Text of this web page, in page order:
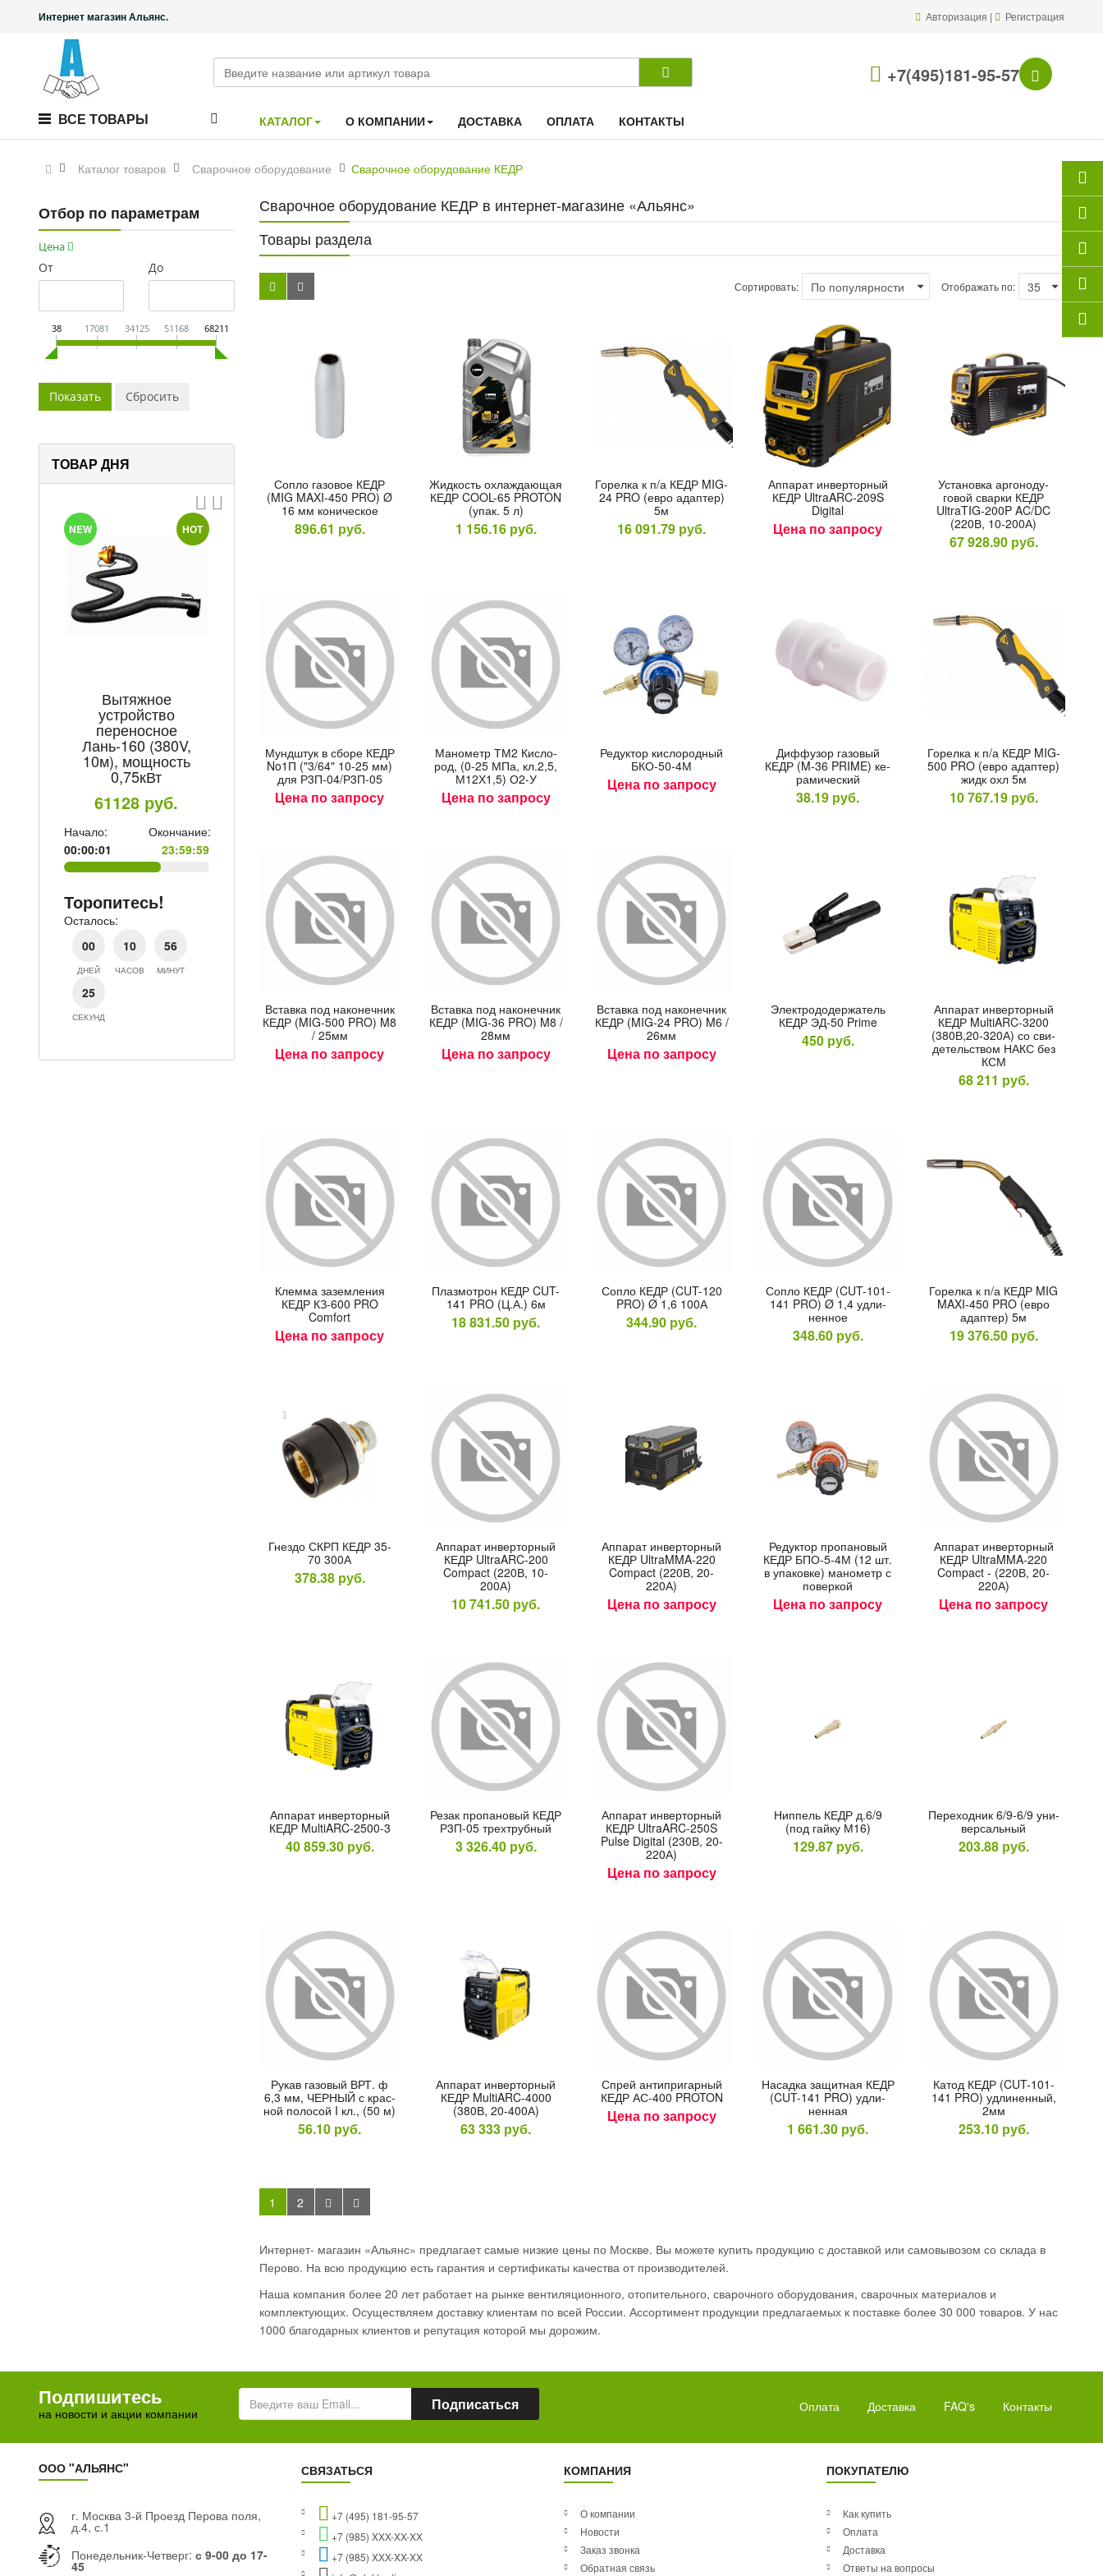
Интернет магазин Альянс. Авторизация | Регистрация
+7(495)181-95-57
ВСЕ ТОВАРЫ КАТАЛОГ О КОМПАНИИ ДОСТАВКА ОПЛАТА КОНТАКТЫ
Каталог товаров Сварочное оборудование Сварочное оборудование КЕДР
Отбор по параметрам
Цена
От До
38 17081 34125 51168 68211
ТОВАР ДНЯ
HOT
NEW
Вытяжное
устройство
переносное
Лань-160 (380V,
10м), мощность
0,75кВт
61128 руб.
Начало:
00:00:01
Окончание:
23:59:59
Торопитесь!
Осталось:
00
ДНЕЙ
10
ЧАСОВ
56
МИНУТ
24
СЕКУНДЫ
Электроды Монолит
Professional/Exclusive
TM MONOLITH д.
4мм уп/5кг
504.8руб.
Начало:
Окончание:
Торопитесь!
Осталось:
10
ЧАСОВ МИНУТ
24
СЕКУНДЫ
Электроды
сварочные Ligans
УОНИ-13/55 д. 2,5мм
пачка 5кг
1512.5руб.
Начало:
Торопитесь!
Осталось:
00
ДНЕЙ ЧАСОВ
СЕКУНДЫ
Сварочный аппарат
PRO MIG-202 (220В;
ПВ(40°С) 20%-200А;
ø0,6-1,0 мм)
36898.29 руб.
Торопитесь!
Осталось:
ДНЕЙ МИНУТ
24
Сварочное оборудование КЕДР в интернет-магазине «Альянс»
Товары раздела
Сортировать: Отображать по:
Соп­ло га­зовое КЕДР
(MIG MAXI-450 PRO) Ø
16 мм ко­ничес­кое
896.61 руб.
Жид­кость ох­лажда­ющая
КЕДР COOL-65 PROTON
(упак. 5 л)
1 156.16 руб.
Го­рел­ка к п/а КЕДР MIG-
24 PRO (ев­ро адап­тер)
5м
16 091.79 руб.
Ап­па­рат ин­вертор­ный
КЕДР UltraARC-209S
Digital
Цена по запросу
Ус­та­нов­ка ар­го­ноду­
говой свар­ки КЕДР
UltraTIG-200P AC/DC
(220В, 10-200А)
67 928.90 руб.
Мунд­штук в сбо­ре КЕДР
No1П ("3/64" 10-25 мм)
для Р3П-04/Р3П-05
Цена по запросу
Ма­нометр ТМ2 Кис­ло­
род, (0-25 МПа, кл.2,5,
М12Х1,5) О2-У
Цена по запросу
Ре­дук­тор кис­ло­род­ный
БКО-50-4М
Цена по запросу
Диф­фу­зор га­зовый
КЕДР (M-36 PRIME) ке­
рами­чес­кий
38.19 руб.
Го­рел­ка к п/а КЕДР MIG-
500 PRO (ев­ро адап­тер)
жидк охл 5м
10 767.19 руб.
Встав­ка под на­конеч­ник
КЕДР (MIG-500 PRO) M8
/ 25мм
Цена по запросу
Встав­ка под на­конеч­ник
КЕДР (MIG-36 PRO) M8 /
28мм
Цена по запросу
Встав­ка под на­конеч­ник
КЕДР (MIG-24 PRO) M6 /
26мм
Цена по запросу
Элек­тро­додер­жа­тель
КЕДР ЭД-50 Prime
450 руб.
Ап­па­рат ин­вертор­ный
КЕДР MultiARC-3200
(380В,20-320А) со сви­
детель­ством НАКС без
КСМ
68 211 руб.
Клем­ма за­зем­ле­ния
КЕДР КЗ-600 PRO
Comfort
Цена по запросу
Плаз­мотрон КЕДР CUT-
141 PRO (Ц.А.) 6м
18 831.50 руб.
Соп­ло КЕДР (CUT-120
PRO) Ø 1,6 100А
344.90 руб.
Соп­ло КЕДР (CUT-101-
141 PRO) Ø 1,4 уд­ли­
нен­ное
348.60 руб.
Го­рел­ка к п/а КЕДР MIG
MAXI-450 PRO (ев­ро
адап­тер) 5м
19 376.50 руб.
Гнез­до СКРП КЕДР 35-
70 300А
378.38 руб.
Ап­па­рат ин­вертор­ный
КЕДР UltraARC-200
Compact (220В, 10-
200А)
10 741.50 руб.
Ап­па­рат ин­вертор­ный
КЕДР UltraMMA-220
Compact (220В, 20-
220А)
Цена по запросу
Ре­дук­тор про­пано­вый
КЕДР БПО-5-4М (12 шт.
в упа­ков­ке) ма­нометр с
по­вер­кой
Цена по запросу
Ап­па­рат ин­вертор­ный
КЕДР UltraMMA-220
Compact - (220В, 20-
220А)
Цена по запросу
Ап­па­рат ин­вертор­ный
КЕДР MultiARC-2500-3
40 859.30 руб.
Ре­зак про­пано­вый КЕДР
Р3П-05 трех­труб­ный
3 326.40 руб.
Ап­па­рат ин­вертор­ный
КЕДР UltraARC-250S
Pulse Digital (230В, 20-
220А)
Цена по запросу
Нип­пель КЕДР д.6/9
(под гай­ку М16)
129.87 руб.
Пе­реход­ник 6/9-6/9 уни­
вер­саль­ный
203.88 руб.
Ру­кав га­зовый ВРТ. ф
6,3 мм, ЧЕР­НЫЙ с крас­
ной по­лосой I кл., (50 м)
56.10 руб.
Ап­па­рат ин­вертор­ный
КЕДР MultiARC-4000
(380В, 20-400А)
63 333 руб.
Спрей ан­типри­гар­ный
КЕДР АС-400 PROTON
Цена по запросу
На­сад­ка за­щит­ная КЕДР
(CUT-141 PRO) уд­ли­
нен­ная
1 661.30 руб.
Ка­тод КЕДР (CUT-101-
141 PRO) уд­ли­нен­ный,
2мм
253.10 руб.
1 2
Интернет- магазин «Альянс» предлагает самые низкие цены по Москве. Вы можете купить продукцию с доставкой или самовывозом со склада в
Перово. На всю продукцию есть гарантия и сертификаты качества от производителей.
Наша компания более 20 лет работает на рынке вентиляционного, отопительного, сварочного оборудования, сварочных материалов и
комплектующих. Осуществляем доставку клиентам по всей России. Ассортимент продукции предлагаемых к поставке более 30 000 товаров. У нас
1000 благодарных клиентов и репутация которой мы дорожим.
Подпишитесь
на новости и акции компании Подписаться Оплата Доставка FAQ's Контакты
ООО "АЛЬЯНС"
г. Москва 3-й Проезд Перова поля,
д.4, с.1
Понедельник-Четверг:с 9-00 до 17-
45
СВЯЗАТЬСЯ
+7 (495) 181-95-57
+7 (985) XXX-XX-XX
+7 (985) XXX-XX-XX
КОМПАНИЯ
О компании
Новости
Заказ звонка
Обратная связь
ПОКУПАТЕЛЮ
Как купить
Оплата
Доставка
Ответы на вопросы